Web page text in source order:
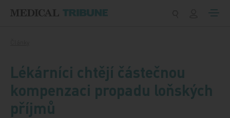
Lékárníci chtějí částečnou
kompenzaci propadu loňských
příjmů